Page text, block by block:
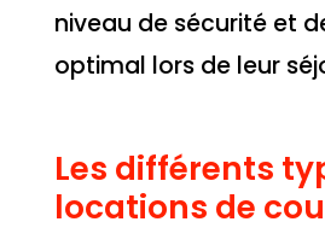
niveau de sécurité et
optimal lors de leur
Les différents
locations de